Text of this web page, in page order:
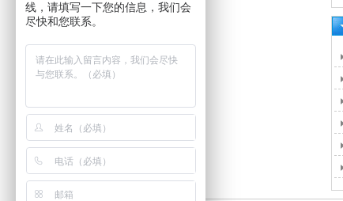
线，请填写一下您的信息，我们会
尽快和您联系。